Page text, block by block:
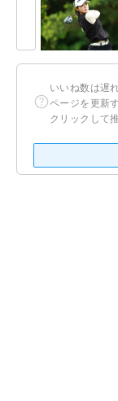
いいね数は遅
ページを更新
クリックして